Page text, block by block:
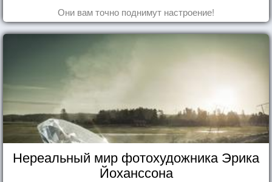
Они вам точно поднимут настроение!
Нереальный мир фотохудожника Эрика
Йоханссона